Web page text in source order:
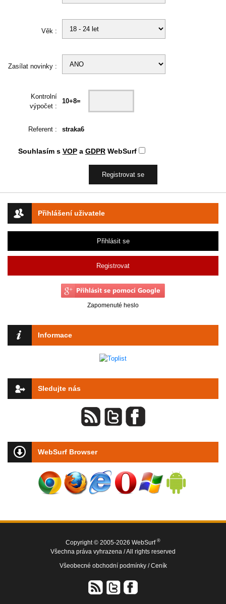
Přihlášení uživatele
Přihlásit se
Registrovat
Zapomenuté heslo
Informace
Sledujte nás
WebSurf Browser
Věk :
Zasílat novinky :
Kontrolní
výpočet :
10+8=
Referent : straka6
Souhlasím s VOPa GDPRWebSurf
Copyright © 2005-2026 WebSurf ®
Všechna práva vyhrazena / All rights reserved
Všeobecné obchodní podmínky /Ceník